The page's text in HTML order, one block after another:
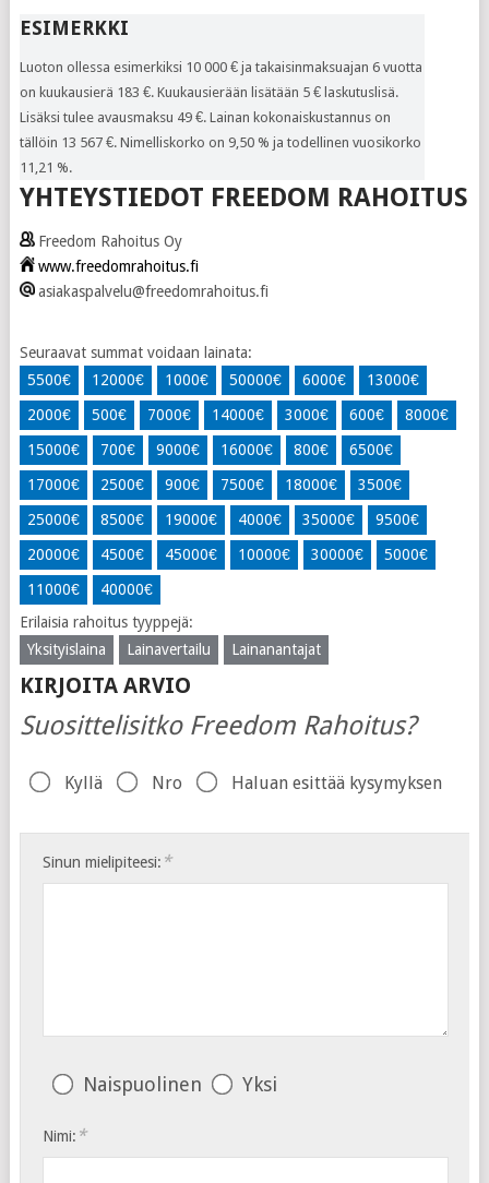
ESIMERKKI
Luoton ollessa esimerkiksi 10 000 € ja takaisinmaksuajan 6 vuotta
on kuukausierä 183 €. Kuukausierään lisätään 5 € laskutuslisä.
Lisäksi tulee avausmaksu 49 €. Lainan kokonaiskustannus on
tällöin 13 567 €. Nimelliskorko on 9,50 % ja todellinen vuosikorko
11,21 %.
YHTEYSTIEDOT FREEDOM RAHOITUS
Freedom Rahoitus Oy
www.freedomrahoitus.fi
asiakaspalvelu@freedomrahoitus.fi
Seuraavat summat voidaan lainata:
5500€
12000€ 1000€ 50000€ 6000€
13000€
2000€
500€ 7000€ 14000€ 3000€ 600€
8000€
15000€
700€ 9000€ 16000€ 800€
6500€
17000€
2500€ 900€ 7500€ 18000€
3500€
25000€
8500€ 19000€ 4000€ 35000€
9500€
20000€
4500€ 45000€ 10000€ 30000€
5000€
11000€
40000€
Erilaisia ​​rahoitus tyyppejä:
Yksityislaina
Lainavertailu Lainanantajat
KIRJOITA ARVIO
Suosittelisitko Freedom Rahoitus?
Kyllä Nro Haluan esittää kysymyksen
Sinun mielipiteesi: *
Naispuolinen Yksi
Nimi: *